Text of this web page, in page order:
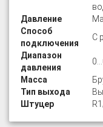
Давление
Способ
подключения
С
Диапазон
давления
Масса
Тип выхода
Штуцер